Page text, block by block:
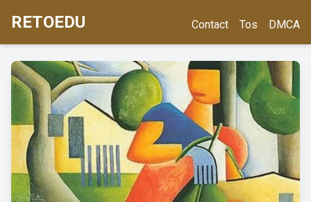
RETOEDU Contact Tos DMCA